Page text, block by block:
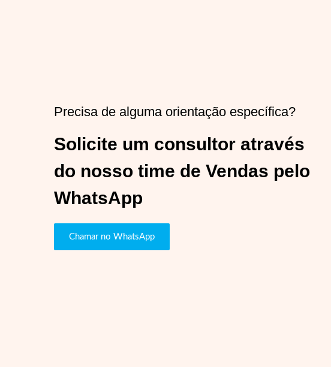
Precisa de alguma orientação específica?
Solicite um consultor através
do nosso time de Vendas pelo
WhatsApp
Chamar no WhatsApp